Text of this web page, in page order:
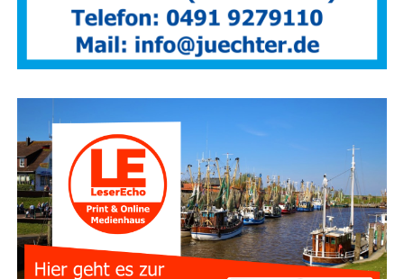
struk­tur und regio­na­le Wirt­schaft berücksichtigt.
Anzeige